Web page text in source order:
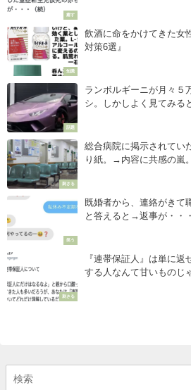
癒す
知識
飲酒に命をかけてきた女
対策6選』
話題
ランボルギーニが月々５
シ。しかしよく見てみる
刺さる
総合病院に掲示されてい
り紙。→内容に共感の嵐。
笑う
既婚者から、連絡がきて
と答えると→返事が・・
刺さる
『連帯保証人』は単に返
する人なんて甘いものじ